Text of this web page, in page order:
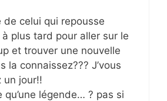
de celui qui repousse
plus tard pour aller sur le
et trouver une nouvelle
la connaissez??? J’vous
un jour!!
qu’une légende… ? pas si